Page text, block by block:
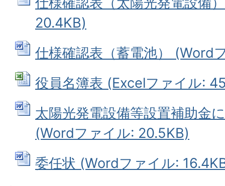
20.4KB)
仕様確認表（蓄電池） (Word
役員名簿表 (Excelファイル:
太陽光発電設備等設置補助金
(Wordファイル: 20.5KB)
委任状 (Wordファイル: